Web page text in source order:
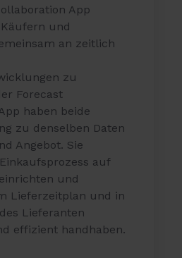
App
und
an zeitlich
zu
Forecast
haben beide
zu denselben Daten
Angebot. Sie
auf
und
Lieferzeitplan und in
Lieferanten
effizient handhaben.